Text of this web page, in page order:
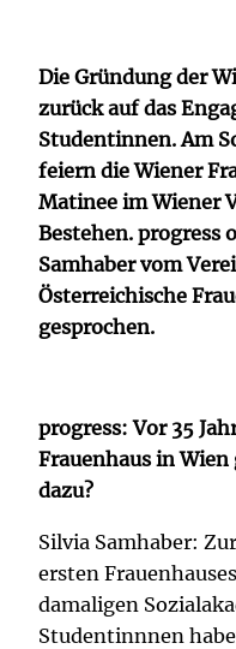
Die Gründung der
zurück auf das
Studentinnen. Am
feiern die Wiener
Matinee im Wiener
Bestehen. progress
Samhaber vom
Österreichische
gesprochen.
progress: Vor 35
Frauenhaus in Wien
dazu?
Silvia Samhaber:
ersten
damaligen
Studentinnnen